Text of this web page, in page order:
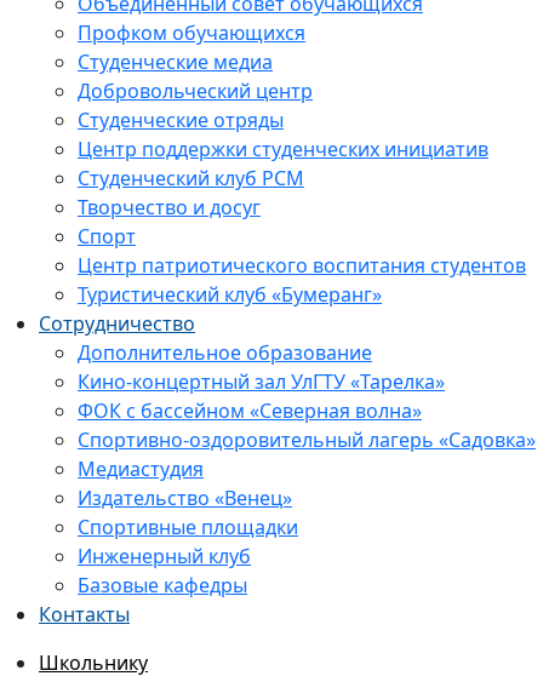
Профком обучающихся
Студенческие медиа
Добровольческий центр
Студенческие отряды
Центр поддержки студенческих инициатив
Студенческий клуб РСМ
Творчество и досуг
Спорт
Центр патриотического воспитания студентов
Туристический клуб «Бумеранг»
Сотрудничество
Дополнительное образование
Кино-концертный зал УлГТУ «Тарелка»
ФОК с бассейном «Северная волна»
Спортивно-оздоровительный лагерь «Садовка»
Медиастудия
Издательство «Венец»
Спортивные площадки
Инженерный клуб
Базовые кафедры
Контакты
Школьнику